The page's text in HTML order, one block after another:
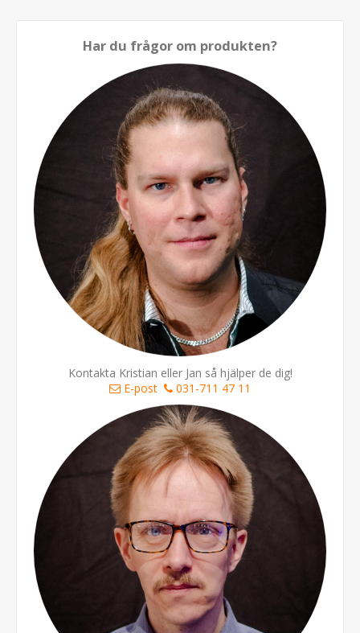
Har du frågor om produkten?
Kontakta Kristian eller Jan så hjälper de dig!
E-post
031-711 47 11